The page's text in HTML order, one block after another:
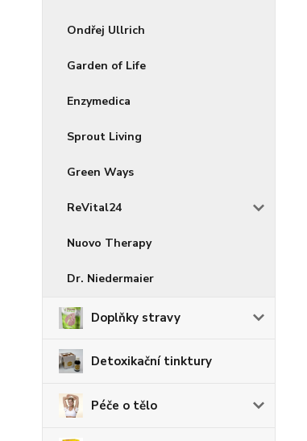
Ondřej Ullrich
Garden of Life
Enzymedica
Sprout Living
Green Ways
ReVital24
Nuovo Therapy
Dr. Niedermaier
Doplňky stravy
Detoxikační tinktury
Péče o tělo